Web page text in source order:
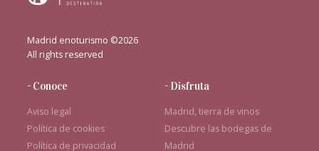
Madrid enoturismo ©2026
All rights reserved
- Conoce
Aviso legal
Política de cookies
Política de privacidad
- Disfruta
Madrid, tierra de vinos
Descubre las bodegas de
Madrid